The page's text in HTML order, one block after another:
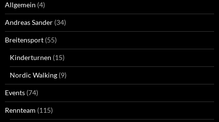
Allgemein (4)
Andreas Sander (34)
Breitensport (55)
Kinderturnen (15)
Nordic Walking (9)
Events (74)
Rennteam (115)